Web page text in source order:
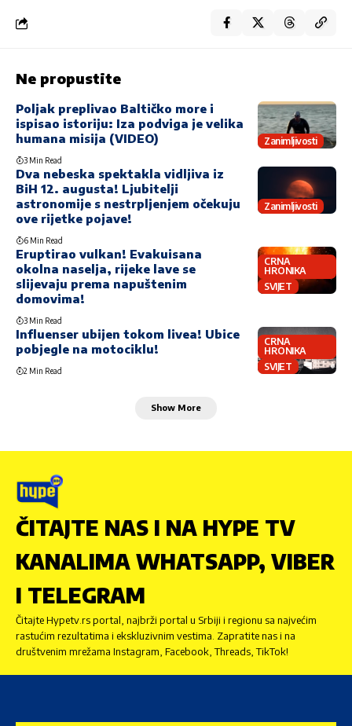
Ne propustite
Zanimljivosti
Poljak preplivao Baltičko more i
ispisao istoriju: Iza podviga je velika
humana misija (VIDEO)
3 Min Read
Zanimljivosti
Dva nebeska spektakla vidljiva iz
BiH 12. augusta! Ljubitelji
astronomije s nestrpljenjem očekuju
ove rijetke pojave!
6 Min Read
CRNA
HRONIKA
SVIJET
Eruptirao vulkan! Evakuisana
okolna naselja, rijeke lave se
slijevaju prema napuštenim
domovima!
3 Min Read
CRNA
HRONIKA
SVIJET
Influenser ubijen tokom livea! Ubice
pobjegle na motociklu!
2 Min Read
Show More
ČITAJTE NAS I NA HYPE TV
KANALIMA WHATSAPP, VIBER
I TELEGRAM
Čitajte Hypetv.rs portal, najbrži portal u Srbiji i regionu sa najvećim
rastućim rezultatima i ekskluzivnim vestima. Zapratite nas i na
društvenim mrežama Instagram, Facebook, Threads, TikTok!